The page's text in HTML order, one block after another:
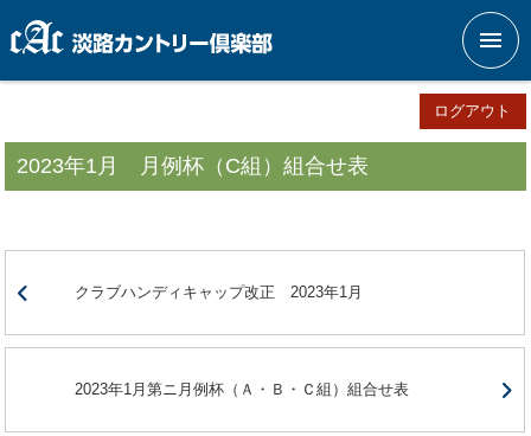
メニ
ログアウト
2023年1月 月例杯（C組）組合せ表
クラブハンディキャップ改正 2023年1月
2023年1月第ニ月例杯（Ａ・Ｂ・Ｃ組）組合せ表